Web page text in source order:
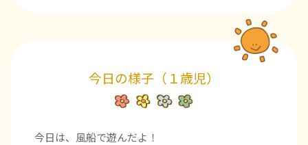
今日の様子（１歳児）
今日は、風船で遊んだよ！